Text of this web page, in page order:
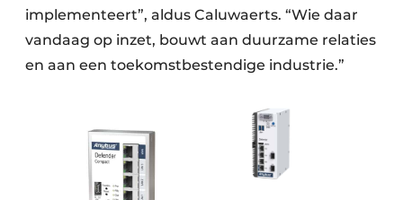
implementeert”, aldus Caluwaerts. “Wie daar
vandaag op inzet, bouwt aan duurzame relaties
en aan een toekomstbestendige industrie.”